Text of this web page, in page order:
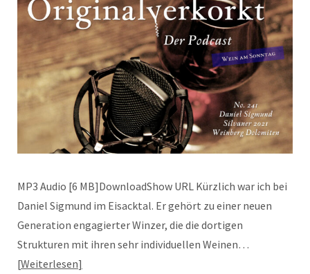
MP3 Audio [6 MB]DownloadShow URL Kürzlich war ich bei
Daniel Sigmund im Eisacktal. Er gehört zu einer neuen
Generation engagierter Winzer, die die dortigen
Strukturen mit ihren sehr individuellen Weinen…
Weiterlesen